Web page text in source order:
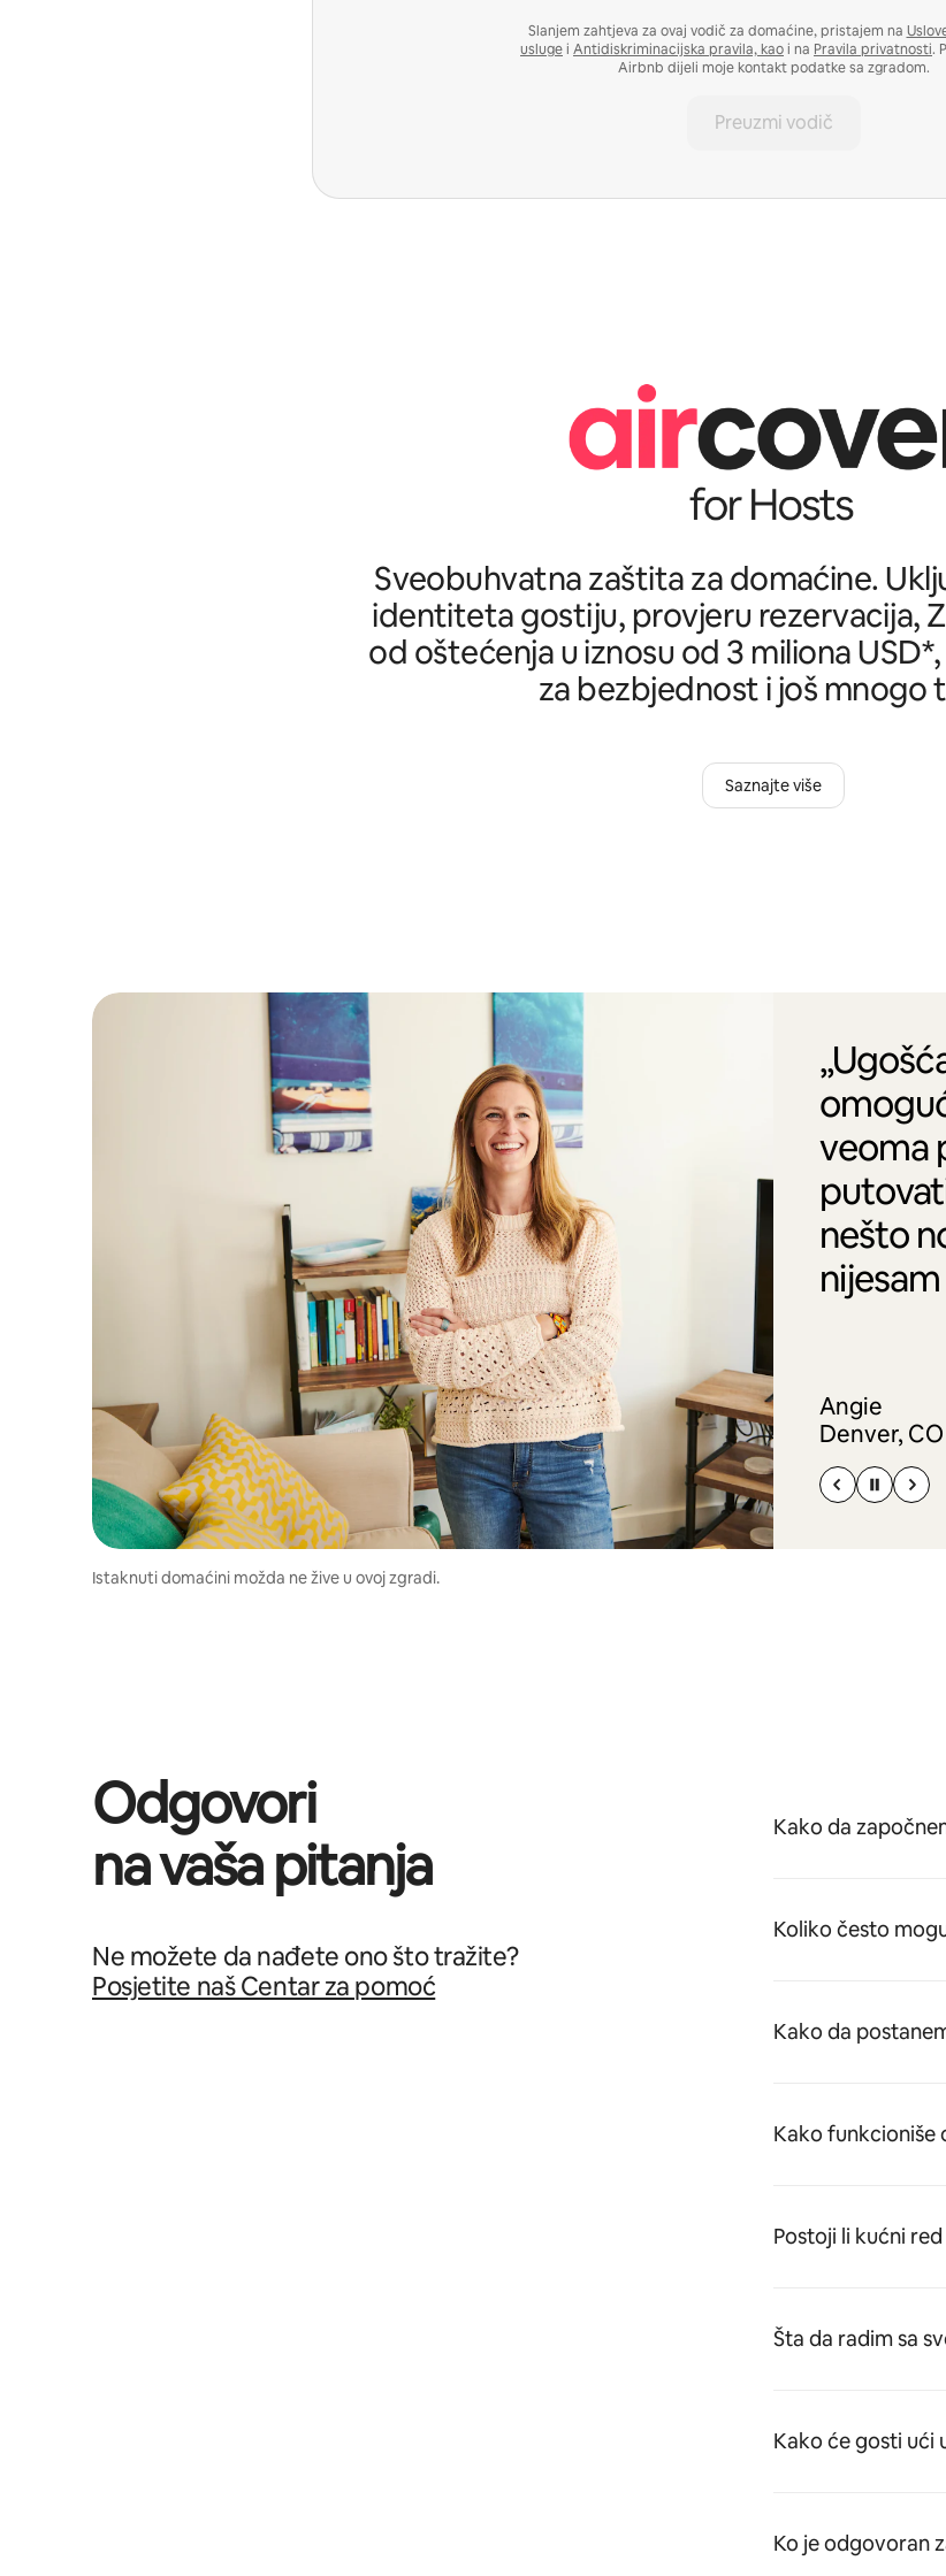
Slanjem zahtjeva za ovaj vodič za domaćine, pristajem na
uslugei Antidiskriminacijska pravila, kaoi na Pravila privatnosti.
Airbnb dijeli moje kontakt podatke sa zgradom.
Preuzmi vodič
Sveobuhvatna zaštita za domaćine.
identiteta gostiju, provjeru rezervacija,
od oštećenja u iznosu od 3 miliona
za bezbjednost i još mnogo
Saznajte više
veoma
nešto
Angie
Denver, CO
Istaknuti domaćini možda ne žive u ovoj zgradi.
Odgovori
na vaša pitanja
Ne možete da nađete ono što tražite?
Posjetite naš Centar za pomoć
Kako da
Koliko često
Kako da
Kako funkcioniše
Postoji li kućni
Šta da radim sa
Kako će gosti ući
Ko je odgovoran